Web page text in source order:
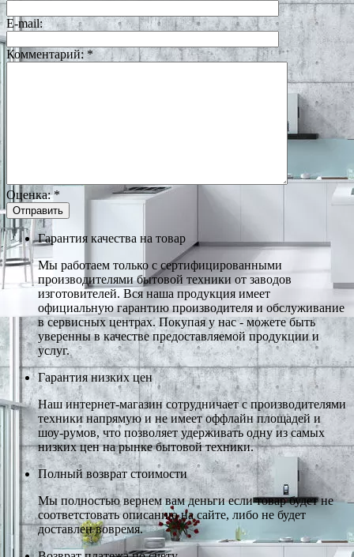
E-mail:
Комментарий: *
Оценка:*
Гарантия качества на товар
Мы работаем только с сертифицированными
производителями бытовой техники от заводов
изготовителей. Вся наша продукция имеет
официальную гарантию производителя и обслуживание
в сервисных центрах. Покупая у нас - можете быть
уверенны в качестве предоставляемой продукции и
услуг.
Гарантия низких цен
Наш интернет-магазин сотрудничает с производителями
техники напрямую и не имеет оффлайн площадей и
шоу-румов, что позволяет удерживать одну из самых
низких цен на рынке бытовой техники.
Полный возврат стоимости
Мы полностью вернем вам деньги если товар будет не
соответстовать описанию на сайте, либо не будет
доставлен вовремя.